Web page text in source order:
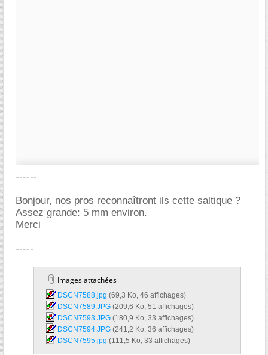
------
Bonjour, nos pros reconnaîtront ils cette saltique ?
Assez grande: 5 mm environ.
Merci
-----
Images attachées
DSCN7588.jpg‎ (69,3 Ko, 46 affichages)
DSCN7589.JPG‎ (209,6 Ko, 51 affichages)
DSCN7593.JPG‎ (180,9 Ko, 33 affichages)
DSCN7594.JPG‎ (241,2 Ko, 36 affichages)
DSCN7595.jpg‎ (111,5 Ko, 33 affichages)